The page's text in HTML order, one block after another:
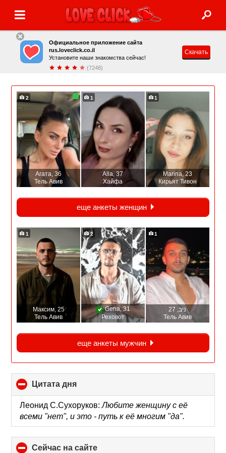
Официальное приложение сайта
rus.loveclick.co.il
Установите наши знакомства сейчас!
(7248)
Скачать
2
Агата , 36
Тель Авив
1
Alla , 37
Хайфа
1
Marina, 23
Кирьят Тивон
еще анкеты женщин
Максим, 25
Тель Авив
1
Gena, 31
Реховот
2
ניב, 27
Тель Авив
1
еще анкеты мужчин
Цитата дня
to
collapse
contents
Леонид С.Сухоруков:Любите женщину с её
всеми "нет", и это - путь к её многим "да".
Сейчас на сайте